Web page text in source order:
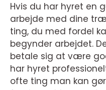
Hvis du har hyret en
arbejde med dine
ting, du med fordel
begynder arbejdet.
betale sig at være
har hyret
ofte ting man kan